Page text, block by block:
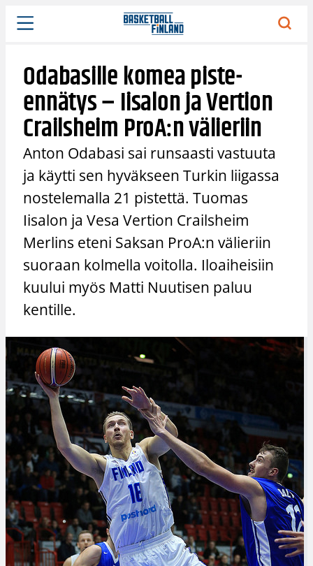
Siirry
sisältöön
Odabasille komea piste-
ennätys – Iisalon ja Vertion
Crailsheim ProA:n välieriin
Anton Odabasi sai runsaasti vastuuta
ja käytti sen hyväkseen Turkin liigassa
nostelemalla 21 pistettä. Tuomas
Iisalon ja Vesa Vertion Crailsheim
Merlins eteni Saksan ProA:n välieriin
suoraan kolmella voitolla. Iloaiheisiin
kuului myös Matti Nuutisen paluu
kentille.